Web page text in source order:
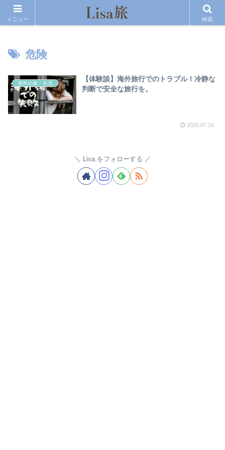
危険
海外の旅・生活
【体験談】海外旅行でのトラブル！冷静な
判断で安全な旅行を。
2020.07.26
Lisa.をフォローする
メニュー 検索